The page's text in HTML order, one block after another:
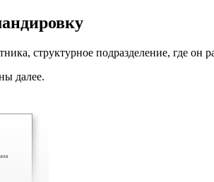
структурное подразделение, где он
далее.